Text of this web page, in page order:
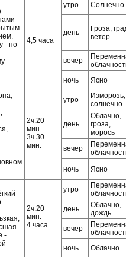
-
- по
4,5 часа
утро Солнечно
день
Гроза,
ветер
вечер
ночь
Ясно
2ч.20
мин.
3ч.30
мин.
утро
Изморозь,
солнечно
день
Облачно,
гроза,
морось
вечер
ночь
Ясно
-
2ч.20
мин.
4 часа
утро
день
Облачно,
дождь
вечер
ночь
Облачно